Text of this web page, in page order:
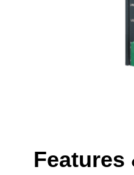
Features